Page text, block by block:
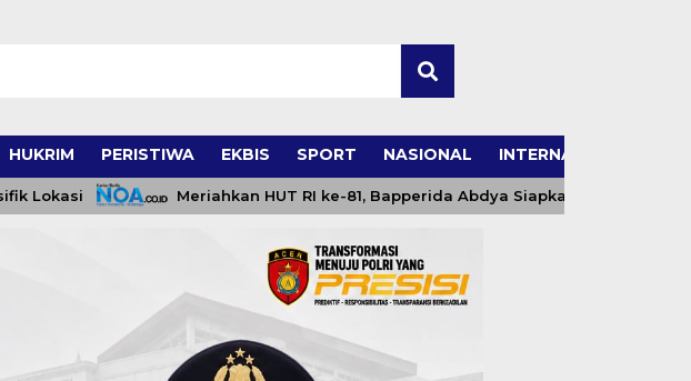
HUKRIM PERISTIWA EKBIS SPORT NASIONAL INTERNASIONAL
Meriahkan HUT RI ke-81, Bapperida Abdya Siapkan Sejumlah Lomba